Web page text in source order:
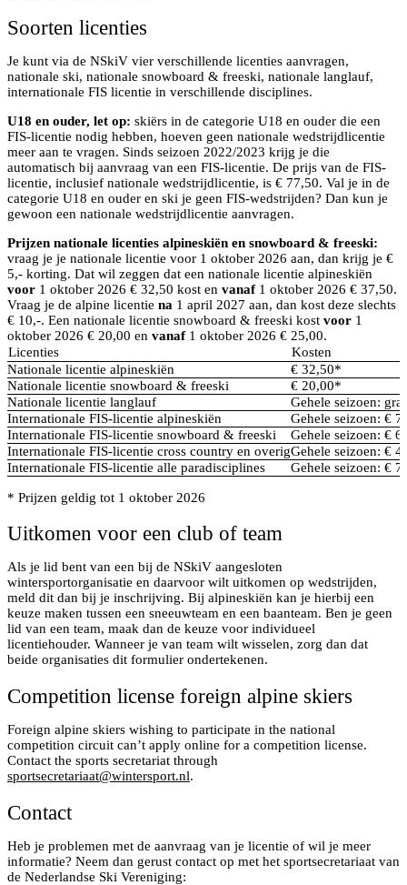
Soorten licenties
Je kunt via de NSkiV vier verschillende licenties aanvragen,
nationale ski, nationale snowboard & freeski, nationale langlauf,
internationale FIS licentie in verschillende disciplines.
U18 en ouder, let op: skiërs in de categorie U18 en ouder die een
FIS-licentie nodig hebben, hoeven geen nationale wedstrijdlicentie
meer aan te vragen. Sinds seizoen 2022/2023 krijg je die
automatisch bij aanvraag van een FIS-licentie. De prijs van de FIS-
licentie, inclusief nationale wedstrijdlicentie, is € 77,50. Val je in de
categorie U18 en ouder en ski je geen FIS-wedstrijden? Dan kun je
gewoon een nationale wedstrijdlicentie aanvragen.
Prijzen nationale licenties alpineskiën en snowboard & freeski:
vraag je je nationale licentie voor 1 oktober 2026 aan, dan krijg je €
5,- korting. Dat wil zeggen dat een nationale licentie alpineskiën
voor 1 oktober 2026 € 32,50 kost en vanaf1 oktober 2026 € 37,50.
Vraag je de alpine licentie na 1 april 2027 aan, dan kost deze slechts
€ 10,-. Een nationale licentie snowboard & freeski kost voor 1
oktober 2026 € 20,00 en vanaf1 oktober 2026 € 25,00.
Licenties
Kosten
Nationale licentie alpineskiën
€ 32,50*
Nationale licentie snowboard & freeski
€ 20,00*
Nationale licentie langlauf
Gehele seizoen:
Internationale FIS-licentie alpineskiën
Gehele seizoen: €
Internationale FIS-licentie snowboard & freeski
Gehele seizoen: €
Internationale FIS-licentie cross country en overigGehele seizoen: €
Internationale FIS-licentie alle paradisciplines
Gehele seizoen: €
* Prijzen geldig tot 1 oktober 2026
Uitkomen voor een club of team
Als je lid bent van een bij de NSkiV aangesloten
wintersportorganisatie en daarvoor wilt uitkomen op wedstrijden,
meld dit dan bij je inschrijving. Bij alpineskiën kan je hierbij een
keuze maken tussen een sneeuwteam en een baanteam. Ben je geen
lid van een team, maak dan de keuze voor individueel
licentiehouder. Wanneer je van team wilt wisselen, zorg dan dat
beide organisaties dit formulier ondertekenen.
Competition license foreign alpine skiers
Foreign alpine skiers wishing to participate in the national
competition circuit can’t apply online for a competition license.
Contact the sports secretariat through
sportsecretariaat@wintersport.nl.
Contact
Heb je problemen met de aanvraag van je licentie of wil je meer
informatie? Neem dan gerust contact op met het sportsecretariaat van
de Nederlandse Ski Vereniging: